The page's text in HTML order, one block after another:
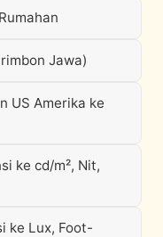
Jawa)
US Amerika ke
ke cd/m², Nit,
ke Lux, Foot-